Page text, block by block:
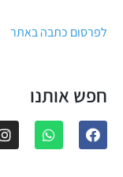
לפרסום כתבה באתר
חפש אותנו